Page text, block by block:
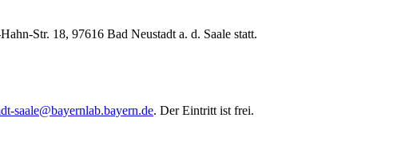
Str. 18, 97616 Bad Neustadt a. d. Saale statt.
saale@bayernlab.bayern.de. Der Eintritt ist frei.